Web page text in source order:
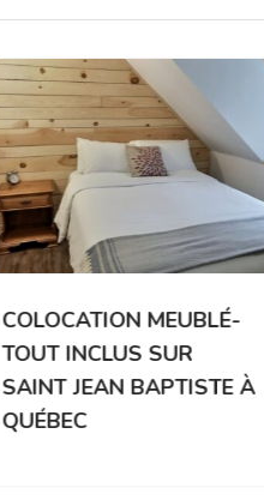
COLOCATION MEUBLÉ-
TOUT INCLUS SUR
SAINT JEAN BAPTISTE À
QUÉBEC